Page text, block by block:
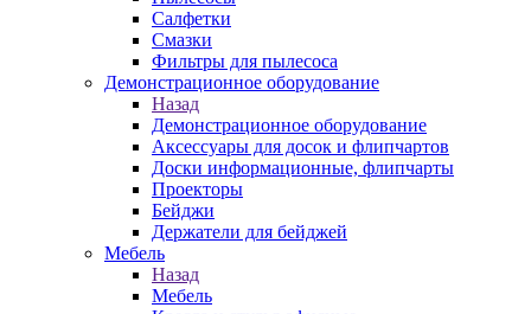
Салфетки
Смазки
Фильтры для пылесоса
Демонстрационное оборудование
Назад
Демонстрационное оборудование
Аксессуары для досок и флипчартов
Доски информационные, флипчарты
Проекторы
Бейджи
Держатели для бейджей
Мебель
Назад
Мебель